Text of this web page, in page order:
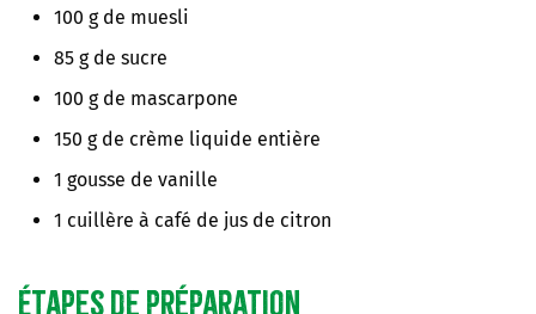
100 g de muesli
85 g de sucre
100 g de mascarpone
150 g de crème liquide entière
1 gousse de vanille
1 cuillère à café de jus de citron
Étapes de préparation